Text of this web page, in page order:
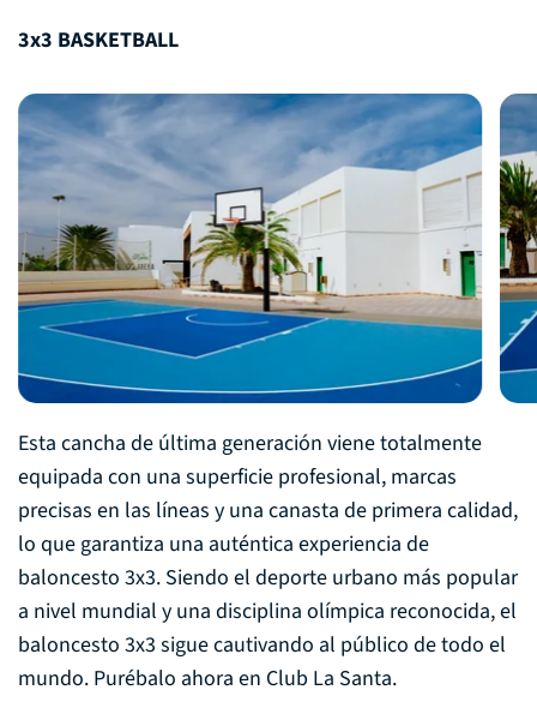
3x3 BASKETBALL
Esta cancha de última generación viene totalmente
equipada con una superficie profesional, marcas
precisas en las líneas y una canasta de primera calidad,
lo que garantiza una auténtica experiencia de
baloncesto 3x3. Siendo el deporte urbano más popular
a nivel mundial y una disciplina olímpica reconocida, el
baloncesto 3x3 sigue cautivando al público de todo el
mundo. Purébalo ahora en Club La Santa.